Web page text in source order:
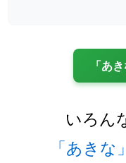
「あ
いろん
「あき